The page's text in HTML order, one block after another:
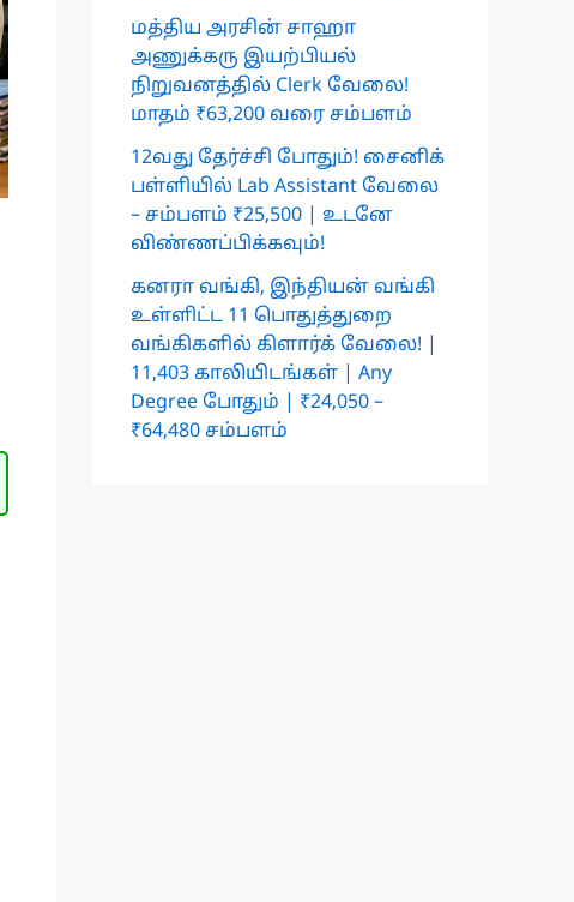
மத்திய அரசின் சாஹா
அணுக்கரு இயற்பியல்
நிறுவனத்தில் Clerk வேலை!
மாதம் ₹63,200 வரை சம்பளம்
12வது தேர்ச்சி போதும்! சைனிக்
பள்ளியில் Lab Assistant வேலை
– சம்பளம் ₹25,500 | உடனே
விண்ணப்பிக்கவும்!
கனரா வங்கி, இந்தியன் வங்கி
உள்ளிட்ட 11 பொதுத்துறை
வங்கிகளில் கிளார்க் வேலை! |
11,403 காலியிடங்கள் | Any
Degree போதும் | ₹24,050 –
₹64,480 சம்பளம்